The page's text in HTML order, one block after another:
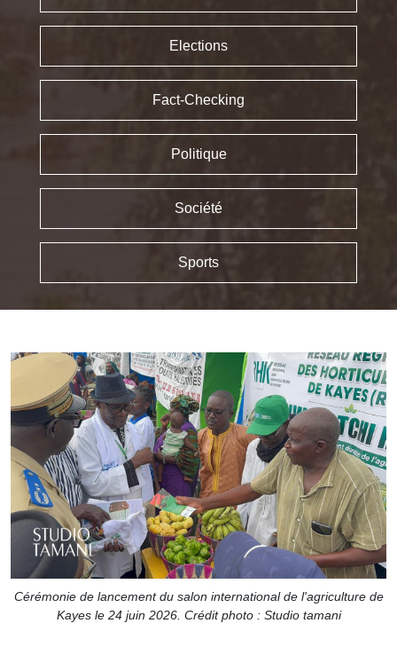
Elections
Fact-Checking
Politique
Société
Sports
Cérémonie de lancement du salon international de l'agriculture de
Kayes le 24 juin 2026. Crédit photo : Studio tamani